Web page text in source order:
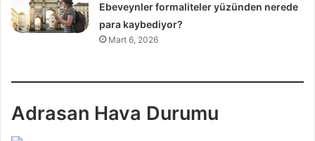
Ebeveynler formaliteler yüzünden nerede
para kaybediyor?
Mart 6, 2026
Adrasan Hava Durumu